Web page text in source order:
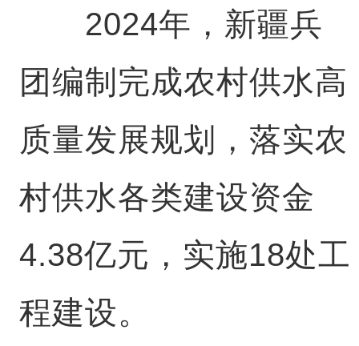
2024年，新疆兵
团编制完成农村供水高
质量发展规划，落实农
村供水各类建设资金
4.38亿元，实施18处工
程建设。